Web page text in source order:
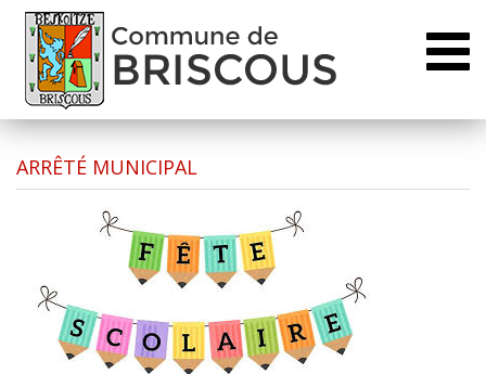
ARRÊTÉ MUNICIPAL